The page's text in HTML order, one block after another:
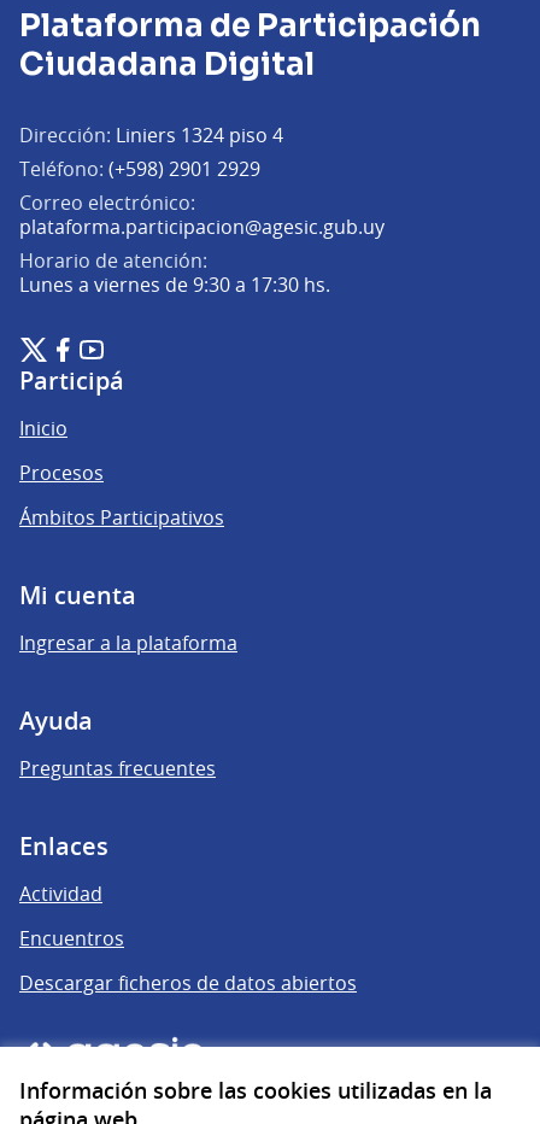
Información sobre las cookies utilizadas en la
Plataforma de Participación
Ciudadana Digital
Dirección: Liniers 1324 piso 4
Teléfono: (+598) 2901 2929
Correo electrónico:
plataforma.participacion@agesic.gub.uy(Abrir en una
Horario de atención:
Lunes a viernes de 9:30 a 17:30 hs.
Plataforma de Participación Ciudadana Digital en X
(Enlace externo)
Plataforma de Participación Ciudadana Digital en Facebook
(Enlace externo)
Plataforma de Participación Ciudadana Digital en
(Enlace externo)
Participá
Inicio
Procesos
Ámbitos Participativos
Mi cuenta
Ingresar a la plataforma
Ayuda
Preguntas frecuentes
Enlaces
Actividad
Encuentros
Descargar ficheros de datos abiertos